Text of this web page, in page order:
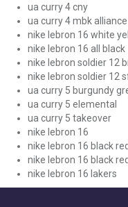
ua curry 4 cny
ua curry 4 mbk alliance
nike lebron 16 white
nike lebron 16 all black
nike lebron soldier 12
nike lebron soldier 12
ua curry 5 burgundy
ua curry 5 elemental
ua curry 5 takeover
nike lebron 16
nike lebron 16 black red
nike lebron 16 black
nike lebron 16 lakers